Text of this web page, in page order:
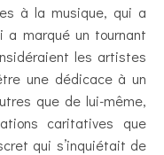
à la musique, qui a
a marqué un tournant
les artistes
une dédicace à un
que de lui-même,
caritatives que
qui s’inquiétait de